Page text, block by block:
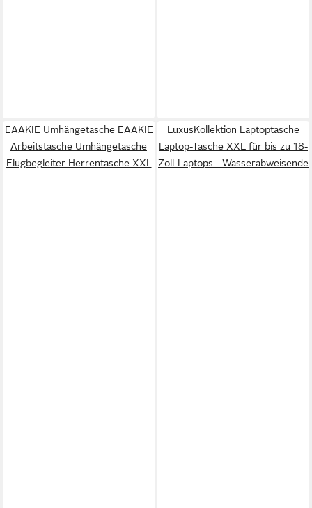
EAAKIE Umhängetasche EAAKIE
Arbeitstasche Umhängetasche
Flugbegleiter Herrentasche XXL
LuxusKollektion Laptoptasche
Laptop-Tasche XXL für bis zu 18-
Zoll-Laptops - Wasserabweisende